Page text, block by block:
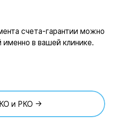
счета-гарантии можно
в вашей клинике.
и РКО →